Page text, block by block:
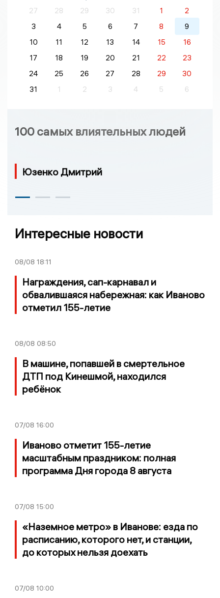
27
28 29 30 31 1
2
3
4 5 6 7 8
9
10
11 12 13 14 15
16
17
18 19 20 21 22
23
24
25 26 27 28 29
30
31
1 2 3 4 5 6
100 самых влиятельных людей
Юзенко Дмитрий
Интересные новости
08/08 18:11
Награждения, сап-карнавал и
обвалившаяся набережная: как Иваново
отметил 155-летие
08/08 08:50
В машине, попавшей в смертельное
ДТП под Кинешмой, находился
ребёнок
07/08 16:00
Иваново отметит 155-летие
масштабным праздником: полная
программа Дня города 8 августа
07/08 15:00
«Наземное метро» в Иванове: езда по
расписанию, которого нет, и станции,
до которых нельзя доехать
07/08 10:00